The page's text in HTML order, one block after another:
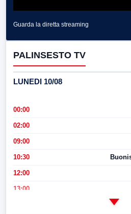
Guarda la diretta streaming
PALINSESTO TV
LUNEDI 10/08
00:00
02:00
09:00
10:30
12:00
13:00